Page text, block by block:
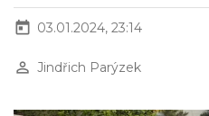
today 03.01.2024, 23:14
perm_identity Jindřich Parýzek